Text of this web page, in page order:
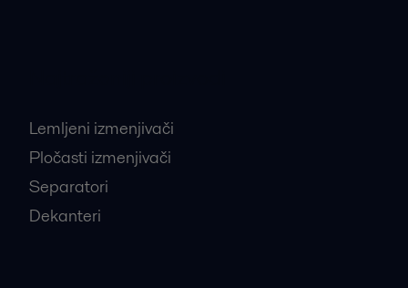
Lemljeni izmenjivači
Pločasti izmenjivači
Separatori
Dekanteri